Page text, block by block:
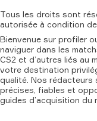
Tous les droits sont
autorisée à condition de
Bienvenue sur profiler
naviguer dans les
CS2 et d’autres liés au
votre destination
qualité. Nos rédacteurs
précises, fiables et
guides d’acquisition du